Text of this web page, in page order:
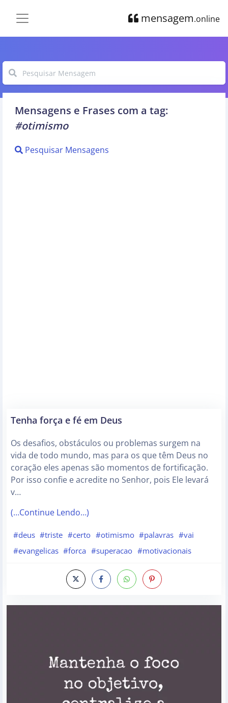
mensagem.online
Mensagens e Frases com a tag:
#otimismo
Pesquisar Mensagens
Tenha força e fé em Deus
Os desafios, obstáculos ou problemas surgem na
vida de todo mundo, mas para os que têm Deus no
coração eles apenas são momentos de fortificação.
Por isso confie e acredite no Senhor, pois Ele levará
v…
(…Continue Lendo…)
#deus #triste #certo #otimismo #palavras #vai
#evangelicas #forca #superacao #motivacionais